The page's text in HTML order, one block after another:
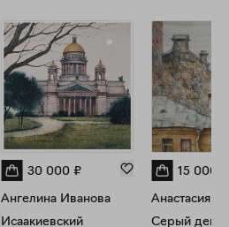
30 000 ₽
Ангелина Иванова
Исаакиевский
15 000
Серый день